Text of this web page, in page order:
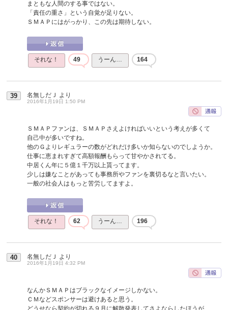
まともな人間のする事ではない。
「責任の重さ」という自覚が足りない。
ＳＭＡＰにはがっかり、この先は期待しない。
それな！ 49 うーん… 164
39 名無しだＪ より
2016年1月19日 1:50 PM
ＳＭＡＰファンは、ＳＭＡＰさえよければいいという考えが多くて
自己中が多いですね。
他のＧよりレギュラーの数がどれだけ多いか知らないのでしようか。
仕事に恵まれすぎて高額報酬もらって甘やかされてる。
中居くん年に５億１千万以上貰ってます。
少しは嫌なことがあっても事務所やファンを裏切るなと言いたい。
一般の社会人はもっと苦労してますよ。
それな！ 62 うーん… 196
40 名無しだＪ より
2016年1月19日 4:32 PM
なんかＳＭＡＰはブラックなイメージしかない。
ＣＭなどスポンサーは避けあると思う。
どうせなら契約が切れる９月に解散発表してさよならしたほうが